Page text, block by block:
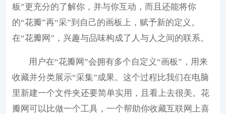
板”更充分的了解你，并与你互动，而且还能将你
的“花瓣”再“采”到自己的画板上，赋予新的定义。
在“花瓣网”，兴趣与品味构成了人与人之间的联系。
用户在“花瓣网”会拥有多个自定义“画板”，用来
收藏并分类展示“采集”成果。这个过程比我们在电脑
里新建一个文件夹还要简单实用，且看上去很美。花
瓣网可以比做一个工具，一个帮助你收藏互联网上喜